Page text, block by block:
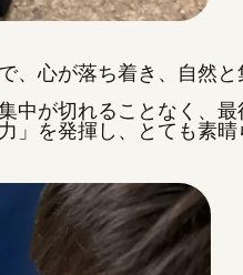
、心が落ち着き、自然
中が切れることなく、
」を発揮し、とても素